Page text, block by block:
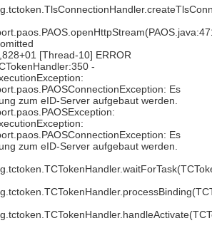
[Thread-10] ERROR
-
Es
zum eID-Server aufgebaut werden.
Es
zum eID-Server aufgebaut werden.